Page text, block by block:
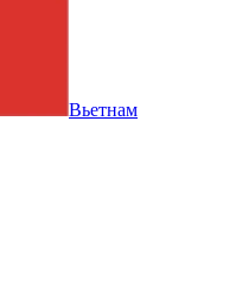
Вьетнам